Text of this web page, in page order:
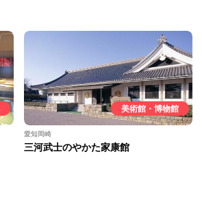
美術館・博物館
愛知岡崎
三河武士のやかた家康館